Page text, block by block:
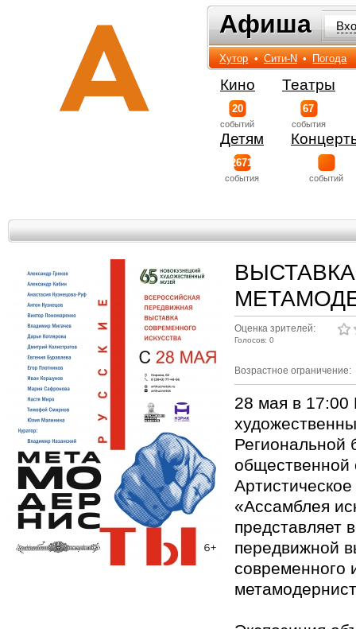
Афиша
Афиша
Хутор • Сити-N • Погода
Кино
20
событий
Театры
67
события
Детям
2671
события событий
Оценка зрителей:
Голосов: 0
Возрастное ограничение:
28 мая в 17:00
Региональной
общественной
«Ассамблея
представляет
передвижной
современного